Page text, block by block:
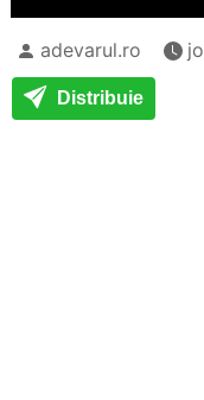
adevarul.ro
Distribuie